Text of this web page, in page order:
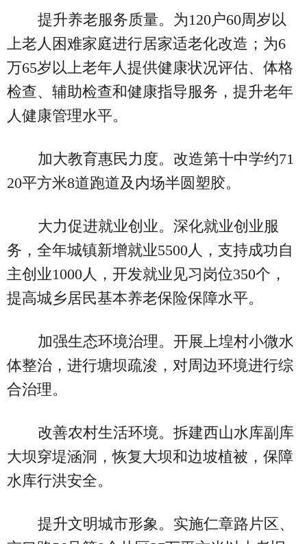
提升养老服务质量。为120户60周岁以
上老人困难家庭进行居家适老化改造；为6
万65岁以上老年人提供健康状况评估、体格
检查、辅助检查和健康指导服务，提升老年
人健康管理水平。
加大教育惠民力度。改造第十中学约71
20平方米8道跑道及内场半圆塑胶。
大力促进就业创业。深化就业创业服
务，全年城镇新增就业5500人，支持成功自
主创业1000人，开发就业见习岗位350个，
提高城乡居民基本养老保险保障水平。
加强生态环境治理。开展上堭村小微水
体整治，进行塘坝疏浚，对周边环境进行综
合治理。
改善农村生活环境。拆建西山水库副库
大坝穿堤涵洞，恢复大坝和边坡植被，保障
水库行洪安全。
提升文明城市形象。实施仁章路片区、